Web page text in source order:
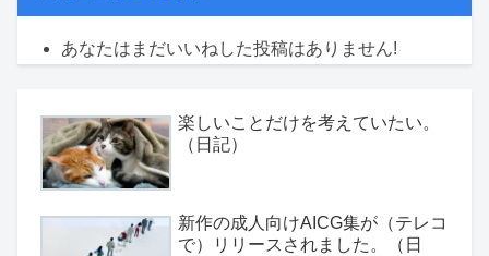
あなたはまだいいねした投稿はありません!
楽しいことだけを考えていたい。
（日記）
新作の成人向けAICG集が（テレコ
で）リリースされました。（日